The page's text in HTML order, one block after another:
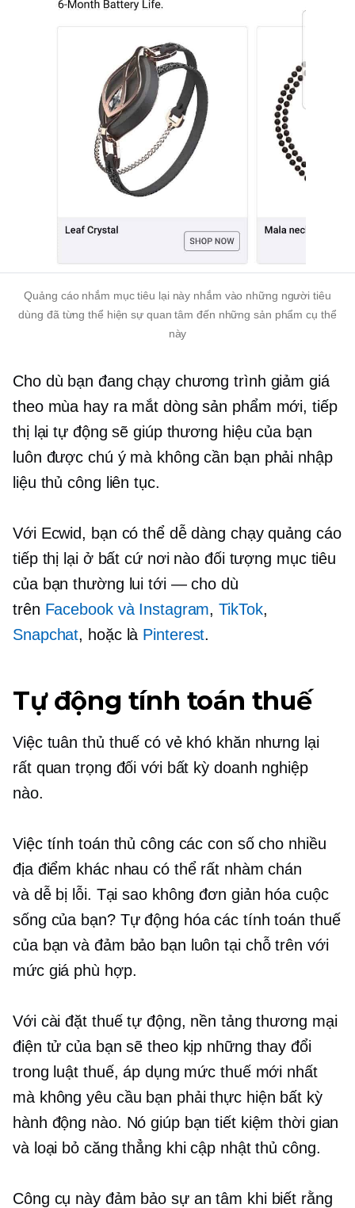
Quảng cáo nhắm mục tiêu lại này nhắm vào những người tiêu
dùng đã từng thể hiện sự quan tâm đến những sản phẩm cụ thể
này
Cho dù bạn đang chạy chương trình giảm giá
theo mùa hay ra mắt dòng sản phẩm mới, tiếp
thị lại tự động sẽ giúp thương hiệu của bạn
luôn được chú ý mà không cần bạn phải nhập
liệu thủ công liên tục.
Với Ecwid, bạn có thể dễ dàng chạy quảng cáo
tiếp thị lại ở bất cứ nơi nào đối tượng mục tiêu
của bạn thường lui tới — cho dù
trên Facebook và Instagram,TikTok,
Snapchat, hoặc là Pinterest.
Tự động tính toán thuế
Việc tuân thủ thuế có vẻ khó khăn nhưng lại
rất quan trọng đối với bất kỳ doanh nghiệp
nào.
Việc tính toán thủ công các con số cho nhiều
địa điểm khác nhau có thể rất nhàm chán
và dễ bị lỗi. Tại sao không đơn giản hóa cuộc
sống của bạn? Tự động hóa các tính toán thuế
của bạn và đảm bảo bạn luôntại chỗ trên với
mức giá phù hợp.
Với cài đặt thuế tự động, nền tảng thương mại
điện tử của bạn sẽ theo kịp những thay đổi
trong luật thuế, áp dụng mức thuế mới nhất
mà không yêu cầu bạn phải thực hiện bất kỳ
hành động nào. Nó giúp bạn tiết kiệm thời gian
và loại bỏ căng thẳng khi cập nhật thủ công.
Công cụ này đảm bảo sự an tâm khi biết rằng